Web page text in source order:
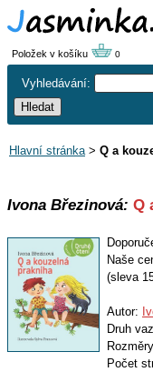
Položek v košíku 0
Vyhledávání:
Hlavní stránka> Q a
Ivona Březinová: Q
Naše
(sleva
Autor:
Druh
Počet